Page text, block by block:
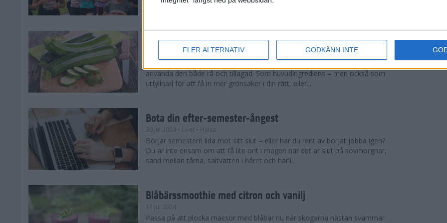
FLER ALTERNATIV GODKÄNN INTE
tips både till dig som satsar på ett rejält pers och t...
Enkla och goda zucchinirecept
• Livet• Recept
använda den både rå och tillagad. Som huvudingrediens – men också som
utfyllnad för att få in mer grönsaker i din rätt, eller...
Bota din efter-semester-ångest
30 jul 2024 • Livet • Hälsa
Börjar semestern lida mot sitt slut – eller har du rent av börjat jobba igen?
Du är inte ensam om att få lite ont i magen när det är slut på sovmorgnar,
sand mellan tårna, saltvatten i håret och härli...
Blåbärssmoothie med citron och vanilj
17 jul 2024
Passa på att plocka massor med blåbär nu när skogarna nästan svämmar